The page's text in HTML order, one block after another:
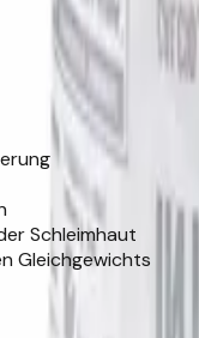
Schleimhaut
Gleichgewichts